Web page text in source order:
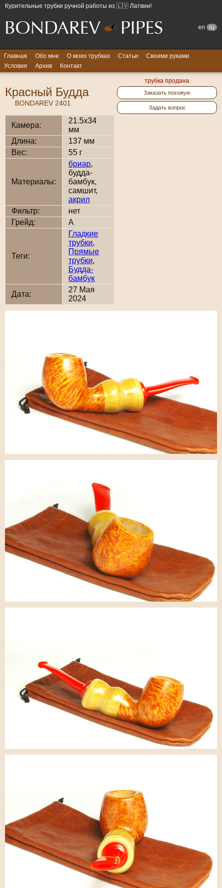
Курительные трубки ручной работы из 🇱🇻 Латвии!
en ru
Главная Обо мне О моих трубках Статьи
Своими руками
Условия
Архив Контакт
трубка продана
Заказать похожую
Задать вопрос
Красный Будда
BONDAREV 2401
Камера:
21.5x34
мм
Длина:
137 мм
Вес:
55 г
Материалы:
бриар,
будда-
бамбук,
самшит,
акрил
Фильтр:
нет
Грейд:
A
Теги:
Гладкие
трубки,
Прямые
трубки,
Будда-
бамбук
Дата:
27 Мая
2024